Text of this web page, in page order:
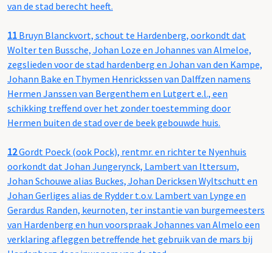
van de stad berecht heeft.
11 Bruyn Blanckvort, schout te Hardenberg, oorkondt dat
Wolter ten Bussche, Johan Loze en Johannes van Almeloe,
zegslieden voor de stad hardenberg en Johan van den Kampe,
Johann Bake en Thymen Henrickssen van Dalffzen namens
Hermen Janssen van Bergenthem en Lutgert e.l., een
schikking treffend over het zonder toestemming door
Hermen buiten de stad over de beek gebouwde huis.
12Gordt Poeck (ook Pock), rentmr. en richter te Nyenhuis
oorkondt dat Johan Jungerynck, Lambert van Ittersum,
Johan Schouwe alias Buckes, Johan Dericksen Wyltschutt en
Johan Gerliges alias de Rydder t.o.v. Lambert van Lynge en
Gerardus Randen, keurnoten, ter instantie van burgemeesters
van Hardenberg en hun voorspraak Johannes van Almelo een
verklaring afleggen betreffende het gebruik van de mars bij